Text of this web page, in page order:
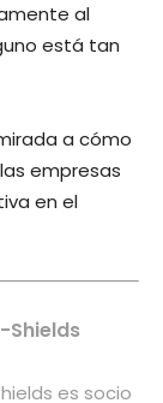
al
está tan
a cómo
empresas
en el
Shields
es socio